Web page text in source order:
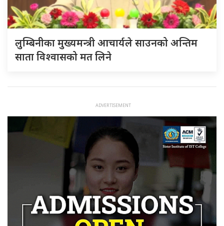
लुम्बिनीका मुख्यमन्त्री आचार्यले साउनको अन्तिम
साता विश्वासको मत लिने